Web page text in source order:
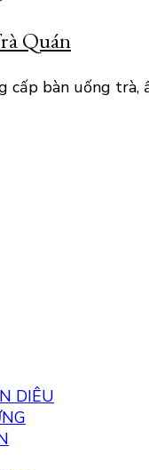
Quán
cấp bàn uống
DIÊU